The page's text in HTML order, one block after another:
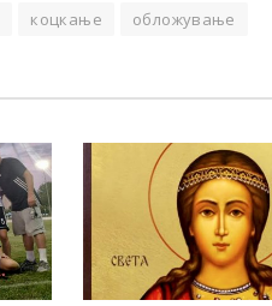
коцкање обложување